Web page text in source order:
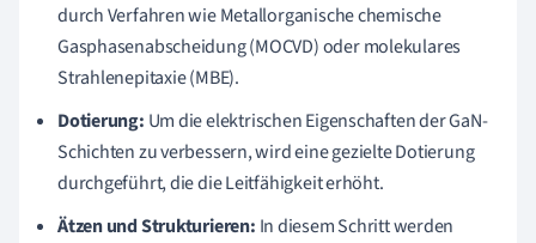
durch Verfahren wie Metallorganische chemische
Gasphasenabscheidung (MOCVD) oder molekulares
Strahlenepitaxie (MBE).
Dotierung: Um die elektrischen Eigenschaften der GaN-
Schichten zu verbessern, wird eine gezielte Dotierung
durchgeführt, die die Leitfähigkeit erhöht.
Ätzen und Strukturieren: In diesem Schritt werden